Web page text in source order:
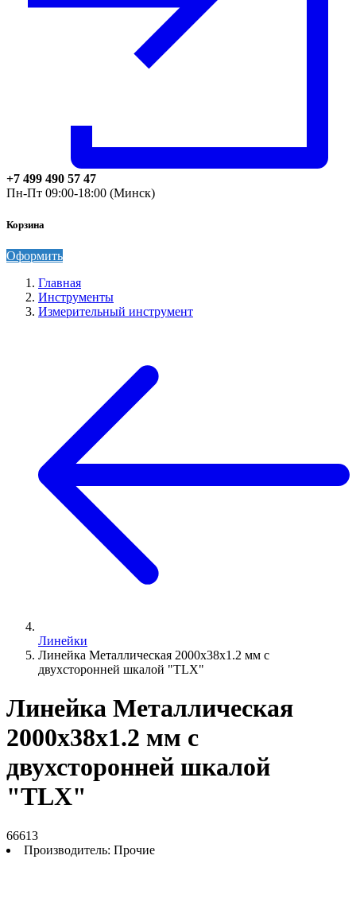
+7 499 490 57 47
Пн-Пт 09:00-18:00 (Минск)
Корзина
Оформить
Главная
Инструменты
Измерительный инструмент
Линейки
Линейка Металлическая 2000х38х1.2 мм с
двухсторонней шкалой "TLX"
Линейка Металлическая
2000х38х1.2 мм с
двухсторонней шкалой
"TLX"
66613
Производитель: Прочие